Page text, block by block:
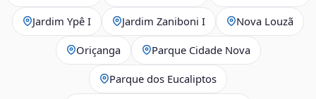
Jardim Ypê I Jardim Zaniboni I Nova Louzã
Oriçanga Parque Cidade Nova
Parque dos Eucaliptos